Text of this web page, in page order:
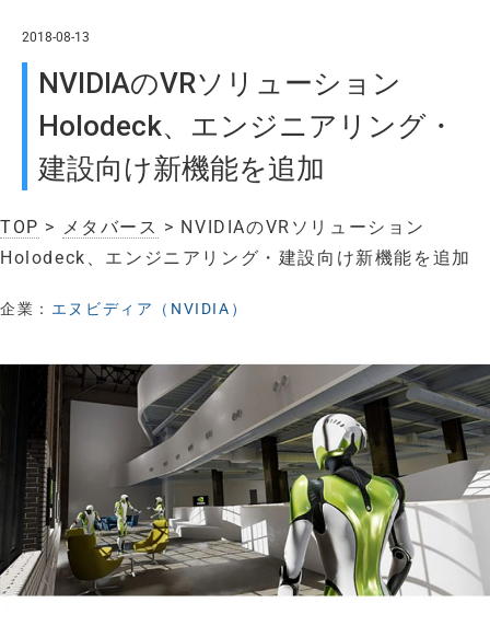
2018-08-13
NVIDIAのVRソリューション
Holodeck、エンジニアリング・
建設向け新機能を追加
TOP > メタバース > NVIDIAのVRソリューション
Holodeck、エンジニアリング・建設向け新機能を追加
企業： エヌビディア（NVIDIA）